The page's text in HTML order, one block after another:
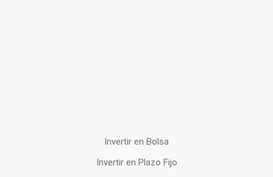
Invertir en Bolsa
Invertir en Plazo Fijo